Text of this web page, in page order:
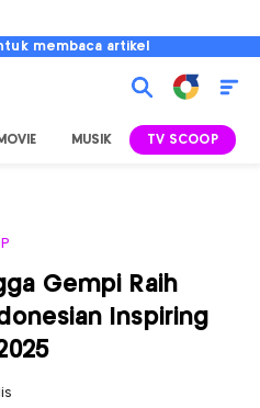
membaca artikel
MUSIK TV SCOOP
Gempi Raih
Inspiring